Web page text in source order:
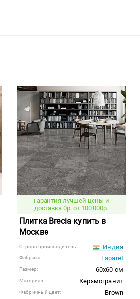
Гарантия лучшей цены и
доставка 0р. от 100 000р.
Плитка Brecia купить в
Москве
Страна-производитель: Индия
Фабрика: Laparet
Размер: 60x60 см
Материал: Керамогранит
Фабричный цвет: Brown